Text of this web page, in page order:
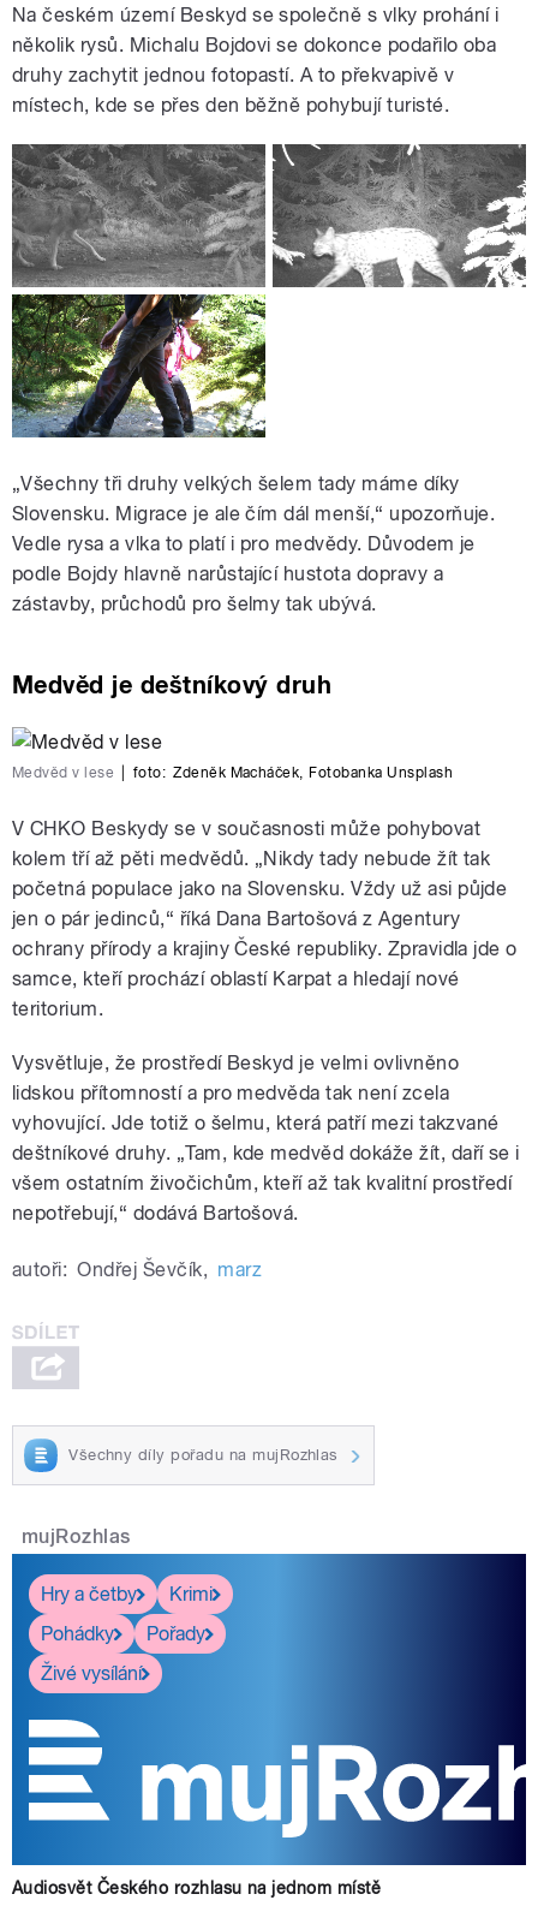
Na českém území Beskyd se společně s vlky prohání i
několik rysů. Michalu Bojdovi se dokonce podařilo oba
druhy zachytit jednou fotopastí. A to překvapivě v
místech, kde se přes den běžně pohybují turisté.
„Všechny tři druhy velkých šelem tady máme díky
Slovensku. Migrace je ale čím dál menší,“ upozorňuje.
Vedle rysa a vlka to platí i pro medvědy. Důvodem je
podle Bojdy hlavně narůstající hustota dopravy a
zástavby, průchodů pro šelmy tak ubývá.
Medvěd je deštníkový druh
Medvěd v lese foto: Zdeněk Macháček, Fotobanka Unsplash
V CHKO Beskydy se v současnosti může pohybovat
kolem tří až pěti medvědů. „Nikdy tady nebude žít tak
početná populace jako na Slovensku. Vždy už asi půjde
jen o pár jedinců,“ říká Dana Bartošová z Agentury
ochrany přírody a krajiny České republiky. Zpravidla jde o
samce, kteří prochází oblastí Karpat a hledají nové
teritorium.
Vysvětluje, že prostředí Beskyd je velmi ovlivněno
lidskou přítomností a pro medvěda tak není zcela
vyhovující. Jde totiž o šelmu, která patří mezi takzvané
deštníkové druhy. „Tam, kde medvěd dokáže žít, daří se i
všem ostatním živočichům, kteří až tak kvalitní prostředí
nepotřebují,“ dodává Bartošová.
autoři: Ondřej Ševčík, marz
Všechny díly pořadu na mujRozhlas
mujRozhlas
Hry a četby
Krimi
Pohádky
Pořady
Živé vysílání
Audiosvět Českého rozhlasu na jednom místě